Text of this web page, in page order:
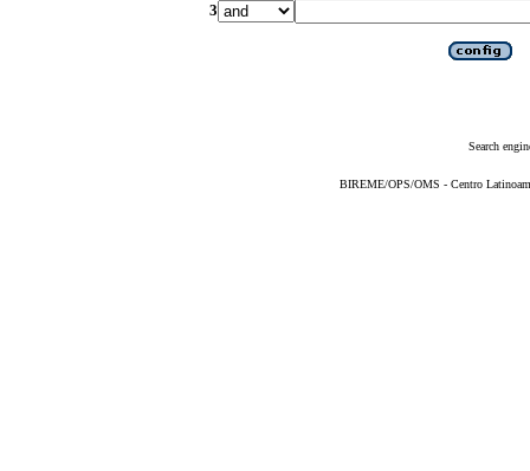
3
Search
BIREME/OPS/OMS - Centro